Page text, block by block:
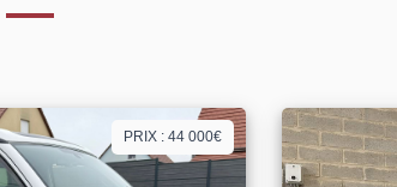
PRIX : 44 000€